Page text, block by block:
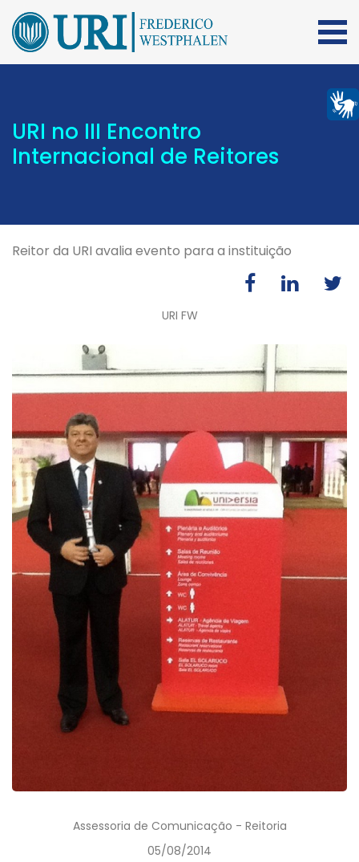
URI no III Encontro
Internacional de Reitores
Reitor da URI avalia evento para a instituição
URI FW
Assessoria de Comunicação - Reitoria
05/08/2014